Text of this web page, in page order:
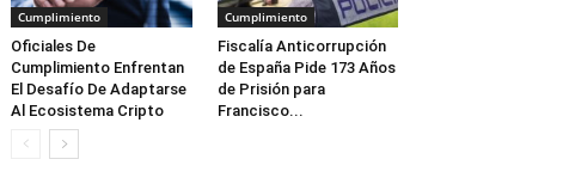
Cumplimiento
Oficiales De
Cumplimiento Enfrentan
El Desafío De Adaptarse
Al Ecosistema Cripto
Cumplimiento
Fiscalía Anticorrupción
de España Pide 173 Años
de Prisión para
Francisco...